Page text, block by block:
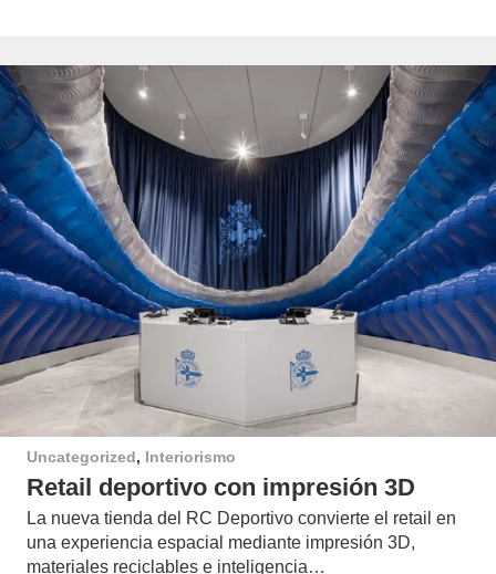
Uncategorized, Interiorismo
Retail deportivo con impresión 3D
La nueva tienda del RC Deportivo convierte el retail en
una experiencia espacial mediante impresión 3D,
materiales reciclables e inteligencia…